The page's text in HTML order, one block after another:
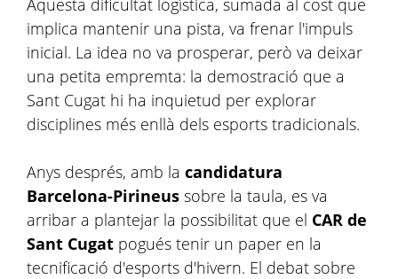
Aquesta dificultat logística, sumada al cost que
implica mantenir una pista, va frenar l'impuls
inicial. La idea no va prosperar, però va deixar
una petita empremta: la demostració que a
Sant Cugat hi ha inquietud per explorar
disciplines més enllà dels esports tradicionals.
Anys després, amb la candidatura
Barcelona-Pirineus sobre la taula, es va
arribar a plantejar la possibilitat que el CAR de
Sant Cugat pogués tenir un paper en la
tecnificació d'esports d'hivern. El debat sobre